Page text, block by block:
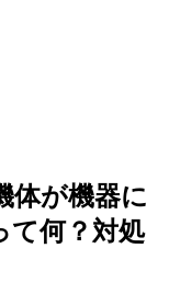
体が機器に
て何？対処